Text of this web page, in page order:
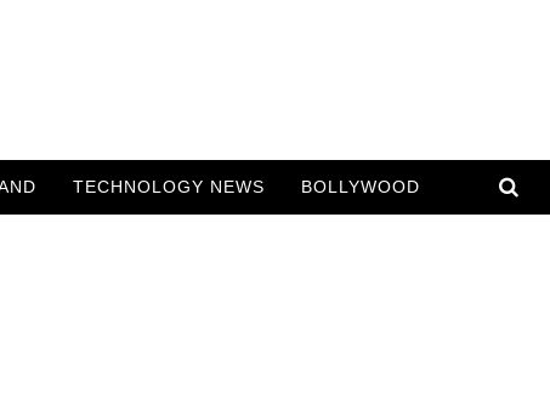
TECHNOLOGY NEWS BOLLYWOOD